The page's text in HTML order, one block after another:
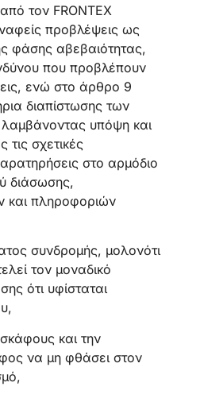
τον FRONTEX
προβλέψεις ως
φάσης αβεβαιότητας,
που προβλέπουν
ενώ στο άρθρο 9
διαπίστωσης των
υπόψη και
τις σχετικές
στο αρμόδιο
διάσωσης,
και πληροφοριών
συνδρομής, μολονότι
τον μοναδικό
ότι υφίσταται
και την
να μη φθάσει στον